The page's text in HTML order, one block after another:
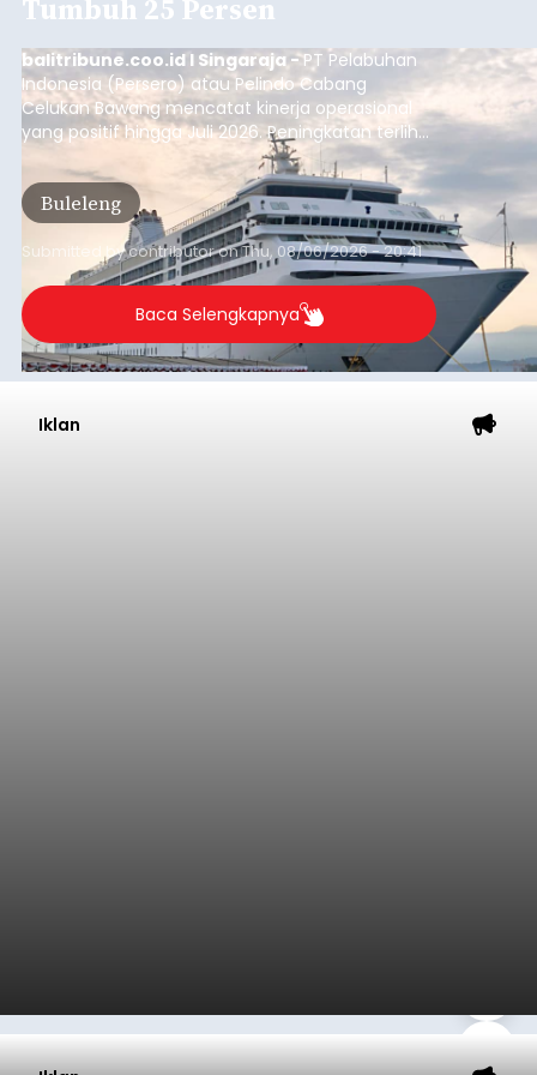
Tumbuh 25 Persen
balitribune.coo.id I Singaraja -PT Pelabuhan
Indonesia (Persero) atau Pelindo Cabang
Celukan Bawang mencatat kinerja operasional
yang positif hingga Juli 2026. Peningkatan terlihat
dari arus kapal yang mencapai 1,48 juta Gross
Tonnage (GT), atau tumbuh 12,4 persen
dibandingkan periode yang sama tahun lalu
yang tercatat sebesar 1,32 juta GT.
Buleleng
Submitted bycontributoronThu, 08/06/2026 - 20:41
Baca Selengkapnya
Iklan